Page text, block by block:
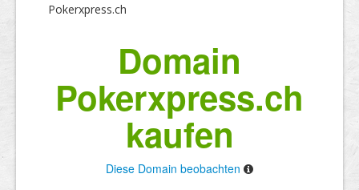
Pokerxpress.ch
Domain
Pokerxpress.ch
kaufen
Diese Domain beobachten